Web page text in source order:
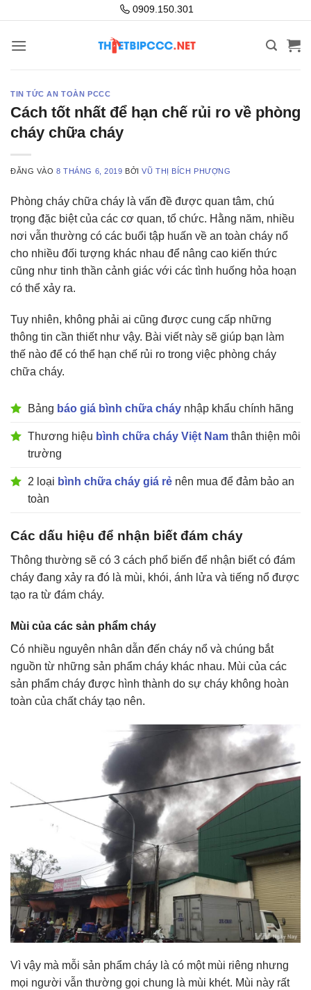
nội
0909.150.301
TIN TỨC AN TOÀN PCCC
Cách tốt nhất để hạn chế rủi ro về phòng
cháy chữa cháy
ĐĂNG VÀO8 THÁNG 6, 2019 BỞIVŨ THỊ BÍCH PHƯỢNG
Phòng cháy chữa cháy là vấn đề được quan tâm, chú
trọng đặc biệt của các cơ quan, tổ chức. Hằng năm, nhiều
nơi vẫn thường có các buổi tập huấn về an toàn cháy nổ
cho nhiều đối tượng khác nhau để nâng cao kiến thức
cũng như tinh thần cảnh giác với các tình huống hỏa hoạn
có thể xảy ra.
Tuy nhiên, không phải ai cũng được cung cấp những
thông tin cần thiết như vậy. Bài viết này sẽ giúp bạn làm
thế nào để có thể hạn chế rủi ro trong việc phòng cháy
chữa cháy.
Bảng báo giá bình chữa cháy nhập khẩu chính hãng
Thương hiệu bình chữa cháy Việt Nam thân thiện môi
trường
2 loại bình chữa cháy giá rẻ nên mua để đảm bảo an
toàn
Các dấu hiệu để nhận biết đám cháy
Thông thường sẽ có 3 cách phổ biến để nhận biết có đám
cháy đang xảy ra đó là mùi, khói, ánh lửa và tiếng nổ được
tạo ra từ đám cháy.
Mùi của các sản phẩm cháy
Có nhiều nguyên nhân dẫn đến cháy nổ và chúng bắt
nguồn từ những sản phẩm cháy khác nhau. Mùi của các
sản phẩm cháy được hình thành do sự cháy không hoàn
toàn của chất cháy tạo nên.
Vì vậy mà mỗi sản phẩm cháy là có một mùi riêng nhưng
mọi người vẫn thường gọi chung là mùi khét. Mùi này rất